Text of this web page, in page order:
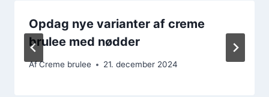
Opdag nye varianter af creme
brulee med nødder
AfCreme brulee 21. december 2024